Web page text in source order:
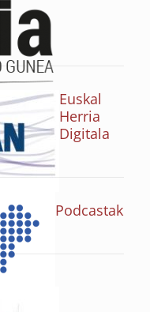
Euskal
Herria
Digitala
Podcastak